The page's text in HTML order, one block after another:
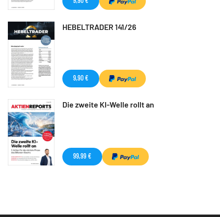
HEBELTRADER 141/26
9,90 €
Die zweite KI-Welle rollt an
99,99 €